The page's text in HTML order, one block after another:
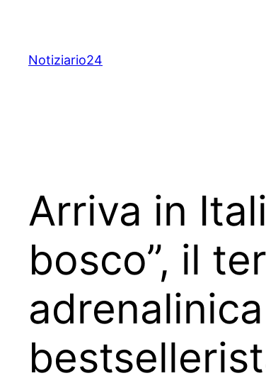
content
Notiziario24
Arriva in
bosco”, il